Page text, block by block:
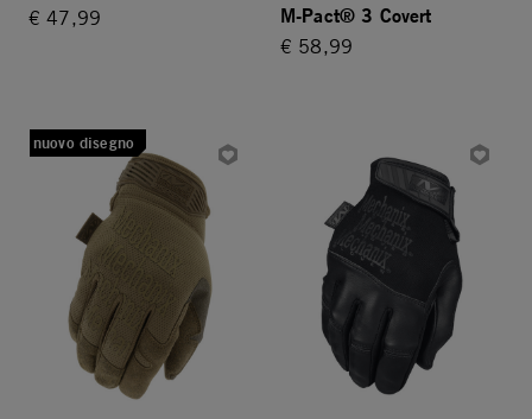
€ 47,99 M-Pact® 3 Covert
€ 58,99
nuovo disegno